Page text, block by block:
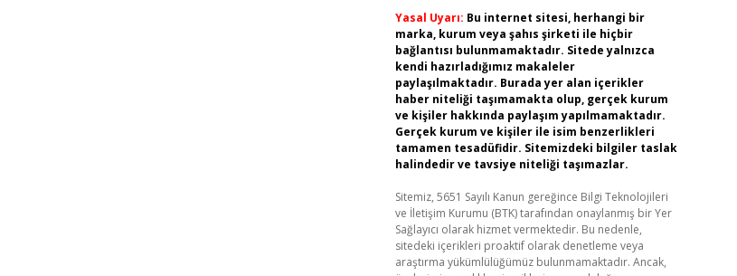
Yasal Uyarı: Bu internet sitesi, herhangi bir
marka, kurum veya şahıs şirketi ile hiçbir
bağlantısı bulunmamaktadır. Sitede yalnızca
kendi hazırladığımız makaleler
paylaşılmaktadır. Burada yer alan içerikler
haber niteliği taşımamakta olup, gerçek kurum
ve kişiler hakkında paylaşım yapılmamaktadır.
Gerçek kurum ve kişiler ile isim benzerlikleri
tamamen tesadüfidir. Sitemizdeki bilgiler taslak
halindedir ve tavsiye niteliği taşımazlar.
Sitemiz, 5651 Sayılı Kanun gereğince Bilgi Teknolojileri
ve İletişim Kurumu (BTK) tarafından onaylanmış bir Yer
Sağlayıcı olarak hizmet vermektedir. Bu nedenle,
sitedeki içerikleri proaktif olarak denetleme veya
araştırma yükümlülüğümüz bulunmamaktadır. Ancak,